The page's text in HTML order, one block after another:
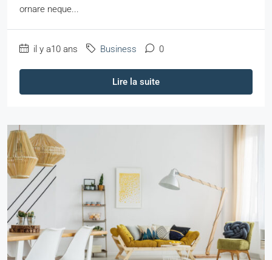
ornare neque...
il y a10 ans Business 0
Lire la suite